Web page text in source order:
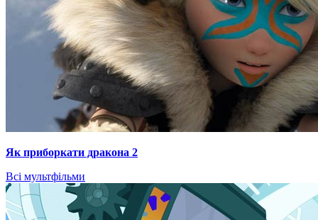
Як приборкати дракона 2
Всі мультфільми